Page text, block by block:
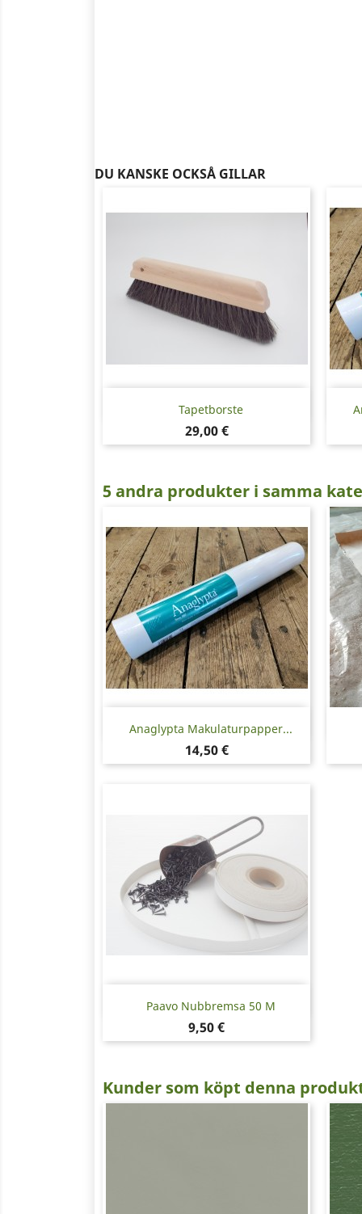
DU KANSKE OCKSÅ GILLAR
Tapetborste
Pris
29,00 €
Snabbvy
5 andra produkter i samma
Anaglypta Makulaturpapper...
Pris
14,50 €
Snabbvy
Paavo Nubbremsa 50 M
Pris
9,50 €
Snabbvy
Kunder som köpt denna